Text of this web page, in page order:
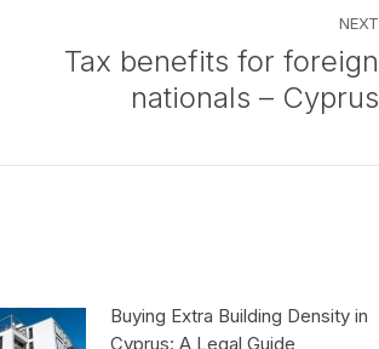
NEXT
Tax benefits for foreign
nationals – Cyprus
Buying Extra Building Density in
Cyprus: A Legal Guide